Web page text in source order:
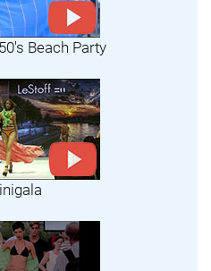
Beach Party